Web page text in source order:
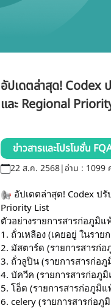
อัปเดตล่าสุด! Codex
และ Regional
ข่าวสารและโปรโมชั่น
22 ส.ค. 2568|อ่าน : 1099
อัปเดตล่าสุด! Codex ป
Priority List
ตัวอย่างรายการสารก่อภูมิ
1. ถั่วเหลือง (เคยอยู่ ในรา
2. มัสตาร์ด (รายการสารก่
3. ถั่วลูปิน (รายการสารก่อ
4. บัควีค (รายการสารก่อภู
5. โอ็ต (รายการสารก่อภูมิ
6. celery (รายการสารก่อ